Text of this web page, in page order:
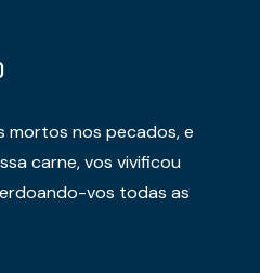
mortos nos pecados, e
carne, vos vivificou
vos todas as